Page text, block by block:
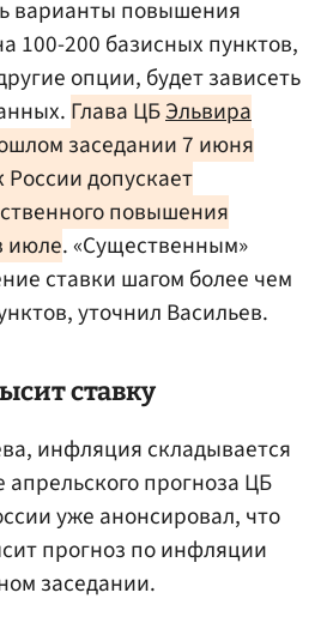
варианты повышения
100-200 базисных пунктов,
опции, будет зависеть
Глава ЦБЭльвира
заседании 7 июня
России допускает
повышения
июле. «Существенным»
ставки шагом более чем
уточнил Васильев.
ставку
инфляция складывается
прогноза ЦБ
уже анонсировал, что
прогноз по инфляции
заседании.